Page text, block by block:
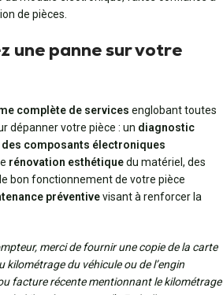
de pièces.
une panne sur votre
complète de services englobant toutes
dépanner votre pièce : un diagnostic
composants électroniques
rénovation esthétiquedu matériel, des
bon fonctionnement de votre pièce
préventivevisant à renforcer la
merci de fournir une copie de la carte
kilométrage du véhicule ou de l’engin
facture récente mentionnant le kilométrage